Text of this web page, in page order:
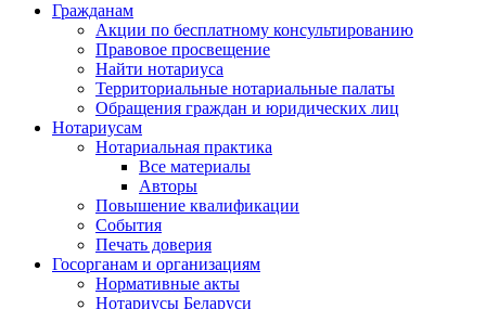
Гражданам
Акции по бесплатному консультированию
Правовое просвещение
Найти нотариуса
Территориальные нотариальные палаты
Обращения граждан и юридических лиц
Нотариусам
Нотариальная практика
Все материалы
Авторы
Повышение квалификации
События
Печать доверия
Госорганам и организациям
Нормативные акты
Нотариусы Беларуси